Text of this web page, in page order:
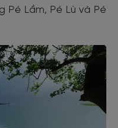
Pé Lầm, Pé Lù và Pé